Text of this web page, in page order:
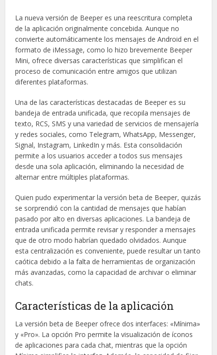
La nueva versión de Beeper es una reescritura completa
de la aplicación originalmente concebida. Aunque no
convierte automáticamente los mensajes de Android en el
formato de iMessage, como lo hizo brevemente Beeper
Mini, ofrece diversas características que simplifican el
proceso de comunicación entre amigos que utilizan
diferentes plataformas.
Una de las características destacadas de Beeper es su
bandeja de entrada unificada, que recopila mensajes de
texto, RCS, SMS y una variedad de servicios de mensajería
y redes sociales, como Telegram, WhatsApp, Messenger,
Signal, Instagram, LinkedIn y más. Esta consolidación
permite a los usuarios acceder a todos sus mensajes
desde una sola aplicación, eliminando la necesidad de
alternar entre múltiples plataformas.
Quien pudo experimentar la versión beta de Beeper, quizás
se sorprendió con la cantidad de mensajes que habían
pasado por alto en diversas aplicaciones. La bandeja de
entrada unificada permite revisar y responder a mensajes
que de otro modo habrían quedado olvidados. Aunque
esta centralización es conveniente, puede resultar un tanto
caótica debido a la falta de herramientas de organización
más avanzadas, como la capacidad de archivar o eliminar
chats.
Características de la aplicación
La versión beta de Beeper ofrece dos interfaces: «Mínima»
y «Pro». La opción Pro permite la visualización de íconos
de aplicaciones para cada chat, mientras que la opción